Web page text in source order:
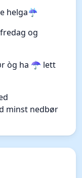
helga☔
og
òg ha ☂️ lett
minst nedbør